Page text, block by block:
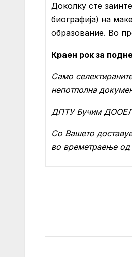
Доколку сте
биографија) на
образование. Во
Краен рок за
Само
непотполна
ДПТУ Бучим
Со Вашето
во времетраење од